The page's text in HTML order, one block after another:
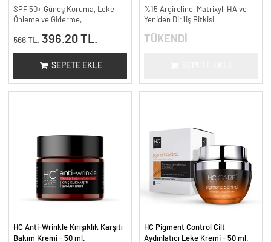
SPF 50+ Güneş Koruma, Leke
Önleme ve Giderme,
566 TL. 396.20 TL.
SEPETE EKLE
%15 Argireline, Matrixyl, HA ve
Yeniden Diriliş Bitkisi
TÜKENDİ
HC Anti-Wrinkle Kırışıklık Karşıtı
Bakım Kremi - 50 ml.
HC Pigment Control Cilt
Aydınlatıcı Leke Kremi - 50 ml.